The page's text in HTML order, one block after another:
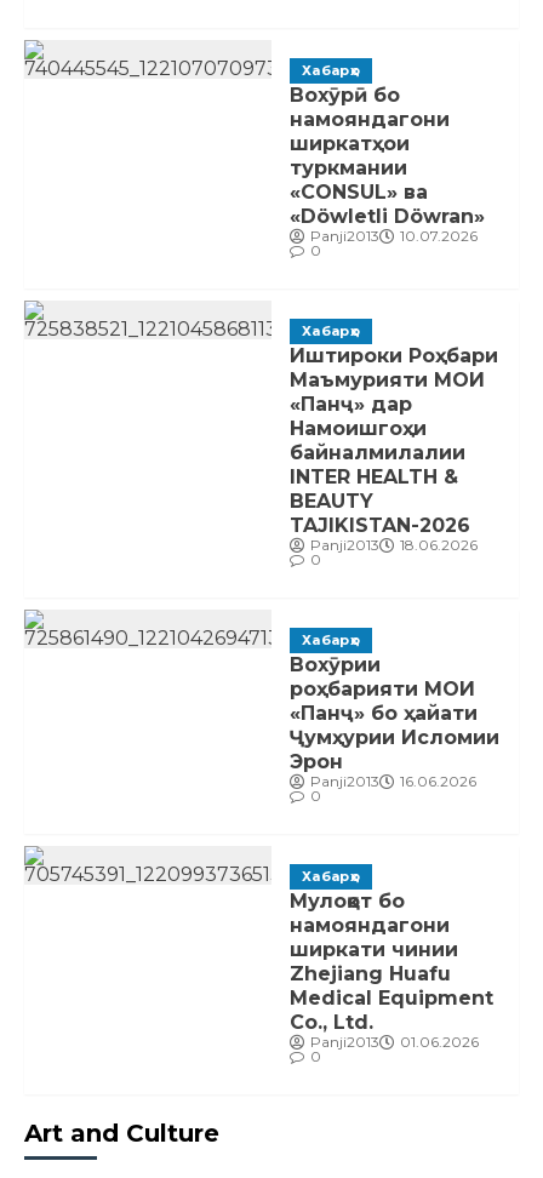
Хабарҳо
Вохӯрӣ бо
намояндагони
ширкатҳои
туркмании
«CONSUL» ва
«Döwletli Döwran»
Panji2013
10.07.2026
0
Хабарҳо
Иштироки Роҳбари
Маъмурияти МОИ
«Панҷ» дар
Намоишгоҳи
байналмилалии
INTER HEALTH &
BEAUTY
TAJIKISTAN-2026
Panji2013
18.06.2026
0
Хабарҳо
Вохӯрии
роҳбарияти МОИ
«Панҷ» бо ҳайати
Ҷумҳурии Исломии
Эрон
Panji2013
16.06.2026
0
Хабарҳо
Мулоқот бо
намояндагони
ширкати чинии
Zhejiang Huafu
Medical Equipment
Co., Ltd.
Panji2013
01.06.2026
0
Art and Culture